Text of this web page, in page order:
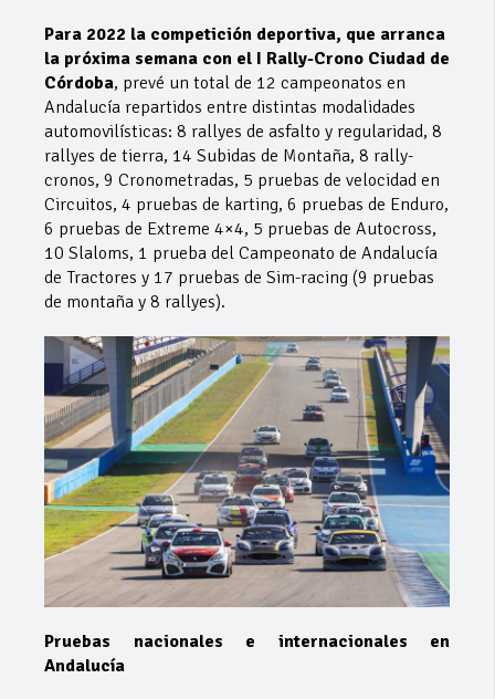
Para 2022 la competición deportiva, que arranca
la próxima semana con el I Rally-Crono Ciudad de
Córdoba, prevé un total de 12 campeonatos en
Andalucía repartidos entre distintas modalidades
automovilísticas: 8 rallyes de asfalto y regularidad, 8
rallyes de tierra, 14 Subidas de Montaña, 8 rally-
cronos, 9 Cronometradas, 5 pruebas de velocidad en
Circuitos, 4 pruebas de karting, 6 pruebas de Enduro,
6 pruebas de Extreme 4×4, 5 pruebas de Autocross,
10 Slaloms, 1 prueba del Campeonato de Andalucía
de Tractores y 17 pruebas de Sim-racing (9 pruebas
de montaña y 8 rallyes).
Pruebas nacionales e internacionales en
Andalucía